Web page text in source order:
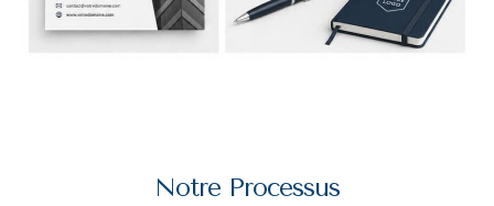
Notre Processus